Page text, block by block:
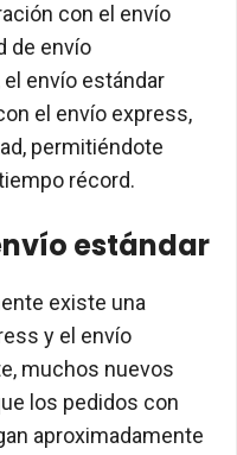
con el envío
de envío
envío estándar
el envío express,
permitiéndote
récord.
estándar
existe una
y el envío
muchos nuevos
los pedidos con
aproximadamente